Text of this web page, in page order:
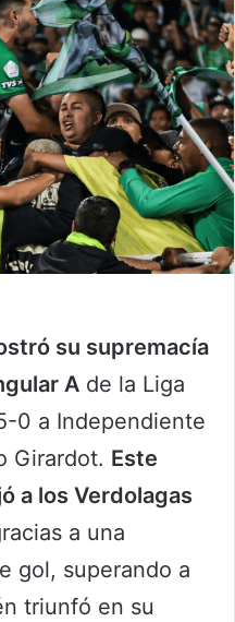
su supremacía
A de la Liga
0 a Independiente
Girardot. Este
a los Verdolagas
a una
gol, superando a
triunfó en su